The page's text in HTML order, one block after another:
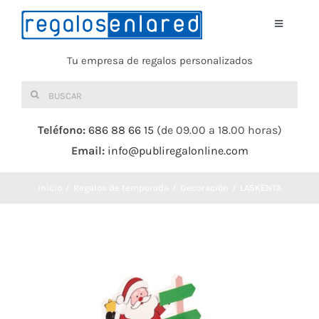
Saltar
Toggle
Tu empresa de regalos personalizados
Buscar:
Teléfono: 686 88 66 15 (de 09.00 a 18.00 horas)
Email: info@publiregalonline.com